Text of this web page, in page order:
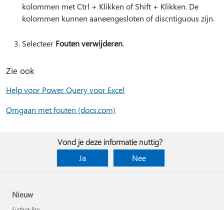
kolommen met Ctrl + Klikken of Shift + Klikken. De
kolommen kunnen aaneengesloten of discntiguous zijn.
Selecteer Fouten verwijderen.
Zie ook
Help voor Power Query voor Excel
Omgaan met fouten (docs.com)
Vond je deze informatie nuttig?
Ja
Nee
Nieuw